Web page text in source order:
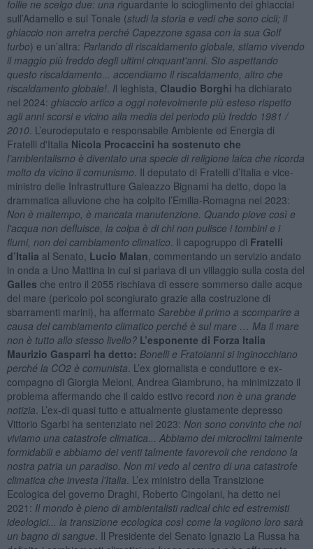
follie ne scelgo due: una riguardante lo scioglimento dei ghiacciai
sull’Adamello e sul Tonale (studi la storia e vedi che sono cicli; il
ghiaccio non arretra perché Capezzone sgasa con la sua Golf
turbo) e un’altra: Parlando di riscaldamento globale, stiamo vivendo
il maggio più freddo degli ultimi cinquant'anni. Sto aspettando
questo riscaldamento... accendiamo il riscaldamento, altro che
riscaldamento globale!. Il leghista, Claudio Borghi ha dichiarato
nel 2024: ghiaccio artico a oggi notevolmente più esteso rispetto
agli anni scorsi e vicino alla media del periodo più freddo 1981 /
2010. L’eurodeputato e responsabile Ambiente ed Energia di
Fratelli d'Italia Nicola Procaccini ha sostenuto che
l’ambientalismo è diventato una specie di religione laica che ricorda
molto da vicino il comunismo . Il deputato di Fratelli d’Italia e vice-
ministro delle Infrastrutture Galeazzo Bignami ha detto, dopo la
drammatica alluvione che ha colpito l’Emilia-Romagna nel 2023:
Non è maltempo, è mancata manutenzione. Quando piove così e
l'acqua non defluisce, la colpa è di chi non pulisce i tombini e i
fiumi, non del cambiamento climatico . Il capogruppo di Fratelli
d’Italia al Senato, Lucio Malan , commentando un servizio andato
in onda a Uno Mattina in cui si parlava di un villaggio sulla costa del
Galles che entro il 2055 rischiava di essere sommerso dalle acque
del mare (pericolo poi scongiurato grazie alla costruzione di
sbarramenti marini), ha affermato Sarebbe il primo a scomparire a
causa del cambiamento climatico perché è sul mare … Ma il mare
non è tutto allo stesso livello? L’esponente di Forza Italia
Maurizio Gasparri ha detto: Bonelli e Fratoianni si inginocchiano
perché la CO2 è comunista . L’ex giornalista e conduttore e ex-
compagno di Giorgia Meloni, Andrea Giambruno, ha minimizzato il
problema affermando che il caldo estivo record non è una grande
notizia . L’ex-di quasi tutto e attualmente giustamente depresso
Vittorio Sgarbi ha sentenziato nel 2023: Non sono convinto che noi
viviamo una catastrofe climatica... Abbiamo dei microclimi talmente
formidabili e abbiamo dei venti talmente favorevoli che rendono la
nostra patria un paradiso. Non mi vedo al centro di una catastrofe
climatica che investa l'Italia . L’ex ministro della Transizione
Ecologica del governo Draghi, Roberto Cingolani, ha detto nel
2021: Il mondo è pieno di ambientalisti radical chic ed estremisti
ideologici... la transizione ecologica così come la vogliono loro sarà
un bagno di sangue . Il Presidente del Senato Ignazio La Russa ha